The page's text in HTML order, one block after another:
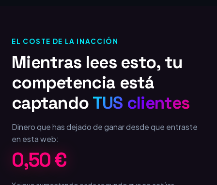
EL COSTE DE LA INACCIÓN
Mientras lees esto, tu
competencia está
captando TUS clientes
Dinero que has dejado de ganar desde que entraste
en esta web:
1,00 €